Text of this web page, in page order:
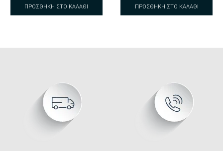
ΠΡΟΣΘΉΚΗ ΣΤΟ ΚΑΛΆΘΙ ΠΡΟΣΘΉΚΗ ΣΤΟ ΚΑΛΆΘΙ